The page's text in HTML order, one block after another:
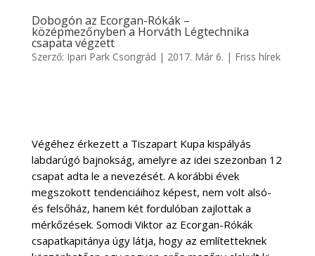
Dobogón az Ecorgan-Rókák –
középmezőnyben a Horváth Légtechnika
csapata végzett
Szerző: Ipari Park Csongrád | 2017. Már 6. | Friss hírek
Végéhez érkezett a Tiszapart Kupa kispályás
labdarúgó bajnokság, amelyre az idei szezonban 12
csapat adta le a nevezését. A korábbi évek
megszokott tendenciáihoz képest, nem volt alsó-
és felsőház, hanem két fordulóban zajlottak a
mérkőzések. Somodi Viktor az Ecorgan-Rókák
csapatkapitánya úgy látja, hogy az említetteknek